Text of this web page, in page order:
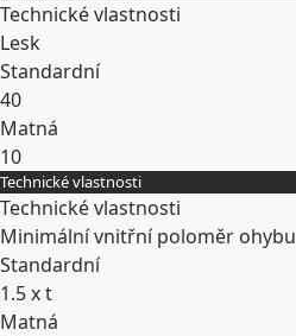
Technické vlastnosti
Lesk
Standardní
40
Matná
10
Rozbalit
Technické vlastnosti
Technické vlastnosti
Minimální vnitřní poloměr ohybu
Standardní
1.5 x t
Matná